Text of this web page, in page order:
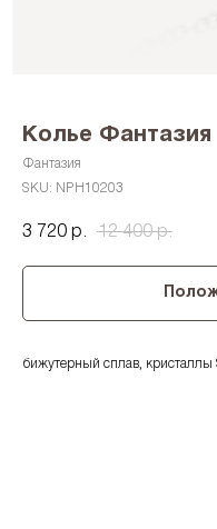
Колье Фантазия
Фантазия
SKU: NPH10203
3 720 р. 12 400 р.
бижутерный сплав, кристаллы